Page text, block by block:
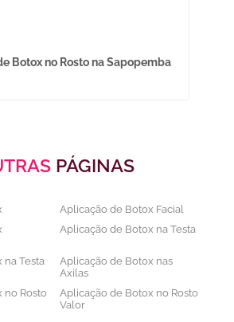
Botox no Rosto na Sapopemba
PÁGINAS
Aplicação de Botox Facial
Aplicação de Botox na Testa
na Testa
Aplicação de Botox nas
Axilas
no Rosto
Aplicação de Botox no Rosto
Valor